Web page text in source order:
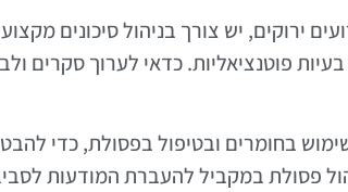
ירוקים, יש צורך בניהול סיכונים
פוטנציאליות. כדאי לערוך סקרים
בחומרים ובטיפול בפסולת, כדי
פסולת במקביל להעברת המודעות